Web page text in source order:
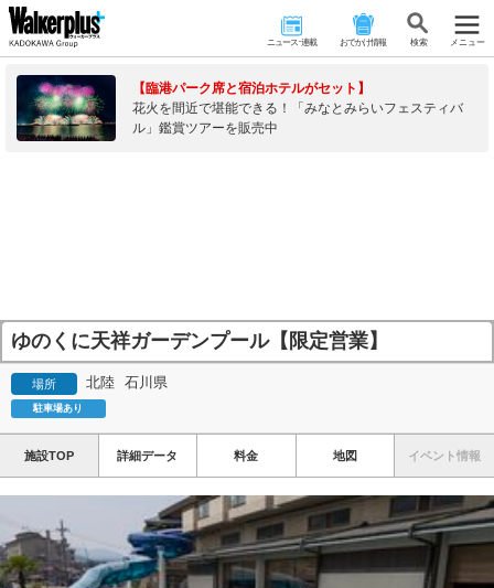
ニュース･連載 おでかけ情報 検 索 メニュー
【臨港パーク席と宿泊ホテルがセット】
花火を間近で堪能できる！「みなとみらいフェスティバ
ル」鑑賞ツアーを販売中
ゆのくに天祥ガーデンプール【限定営業】
場所 北陸 石川県
駐車場あり
施設TOP 詳細データ 料金 地図 イベント情報